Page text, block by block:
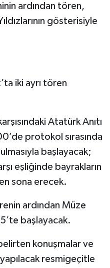
ardından tören,
gösterisiyle
iki ayrı tören
Atatürk Anıtı
protokol sırasında
başlayacak;
eşliğinde bayrakların
sona erecek.
ardından Müze
başlayacak.
konuşmalar ve
yapılacak resmigeçitle